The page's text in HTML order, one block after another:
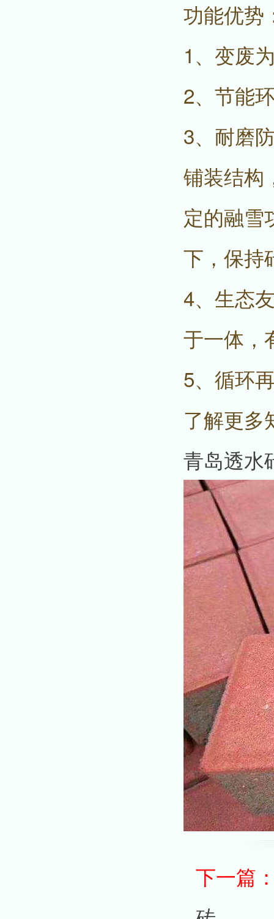
功能优势
1、变废
2、节能
3、耐磨
铺装结构
定的融雪
下，保持
4、生态
于一体，
5、循环
了解更多
青岛透水
下一篇